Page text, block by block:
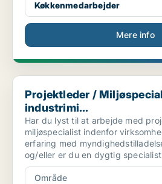
Køkkenmedarbejder
Mere info
Projektleder / Miljøspecialist indenfor
Projektleder /
industrimi...
Har du lyst til at arbejde med
miljøspecialist indenfor
erfaring med
og/eller er du en dygtig
Område